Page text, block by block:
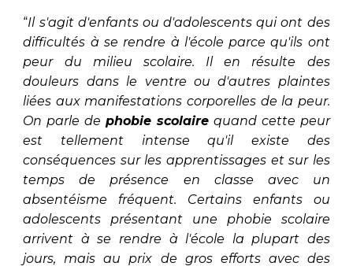
“Il s'agit d'enfants ou d'adolescents qui ont des
difficultés à se rendre à l'école parce qu'ils ont
peur du milieu scolaire. Il en résulte des
douleurs dans le ventre ou d'autres plaintes
liées aux manifestations corporelles de la peur.
On parle dephobie scolairequand cette peur
est tellement intense qu'il existe des
conséquences sur les apprentissages et sur les
temps de présence en classe avec un
absentéisme fréquent. Certains enfants ou
adolescents présentant une phobie scolaire
arrivent à se rendre à l'école la plupart des
jours, mais au prix de gros efforts avec des